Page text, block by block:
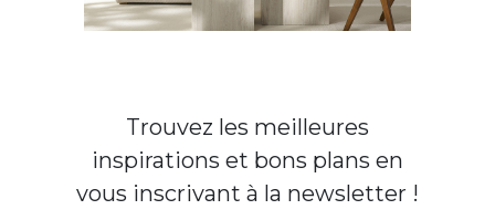
Trouvez les meilleures
inspirations et bons plans en
vous inscrivant à la newsletter !